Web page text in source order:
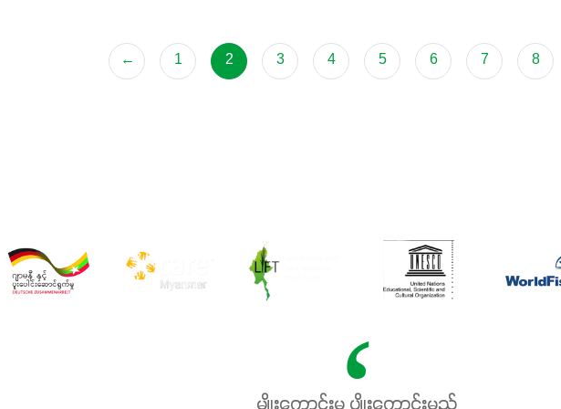
← 1 2 3 4 5 6 7 8